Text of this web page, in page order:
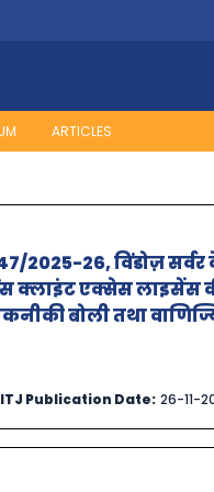
ARTICLES
2025-26, विंडोज़
क्लाइंट एक्सेस लाइसेंस
बोली तथा
ITJ Publication Date: 26-11-